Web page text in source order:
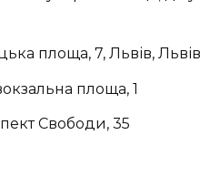
площа, 7, Львів,
площа, 1
Свободи, 35